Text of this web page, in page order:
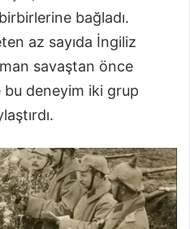
bağladı.
az sayıda İngiliz
savaştan önce
bu deneyim iki grup